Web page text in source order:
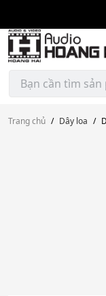
content
Tìm
kiếm:
Trang chủ / Dây loa /